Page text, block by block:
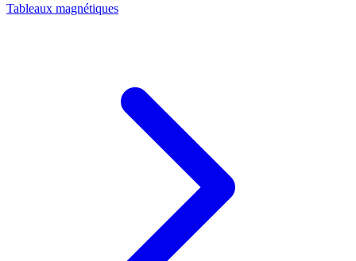
Tableaux magnétiques